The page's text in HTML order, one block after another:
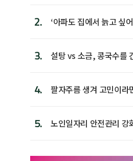
2.
‘아파도 집에서 늙고 싶
3. 설탕 vs 소금, 콩국수를
4. 팔자주름 생겨 고민이라
5.
노인일자리 안전관리